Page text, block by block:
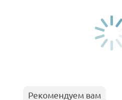
Рекомендуем вам